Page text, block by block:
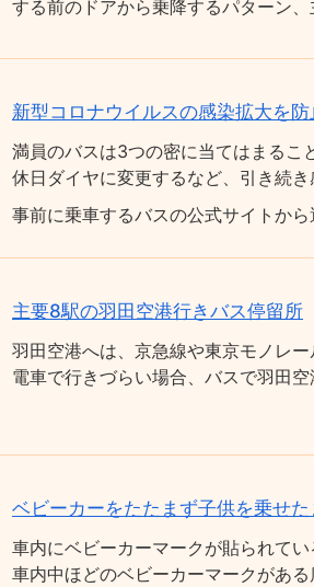
する前のドアから乗降するパターン
新型コロナウイルスの感染拡大を
満員のバスは3つの密に当てはまるこ
休日ダイヤに変更するなど、引き続
事前に乗車するバスの公式サイトか
主要8駅の羽田空港行きバス停留所
羽田空港へは、京急線や東京モノレ
電車で行きづらい場合、バスで羽田
ベビーカーをたたまず子供を乗せ
車内にベビーカーマークが貼られて
車内中ほどのベビーカーマークがあ